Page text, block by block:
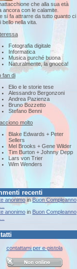
che alla sua età
ancora con le calamite.
si fa attrarre da tutto quanto ci
bello nella vita.
Fotografia digitale
Informatica
Musica purché buona
Naturalmente, la gnocca!
fan di
Elio e le storie tese
Alessandro Bergonzoni
Andrea Pazienza
Bruno Bozzetto
Stefano Benni
molto
Blake Edwards + Peter
Sellers
Mel Brooks + Gene Wilder
Tim Burton + Johnny Depp
Lars von Trier
Wim Wenders
recenti
anonimo in Buon Compleanno
anonimo in Buon Compleanno
contattami per e-pistola